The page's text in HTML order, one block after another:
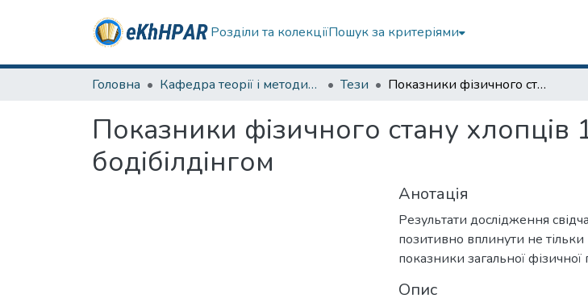
Розділи та колекціїПошук за критеріями
Головна Кафедра теорії і методики фізичного виховання Тези Показники фізичного стану хлопців 17-18 років, що займаються бодібілдінгом
Показники фізичного стану
бодібілдінгом
Анотація
Результати дослідження
позитивно вплинути не
показники загальної фізичної
Опис